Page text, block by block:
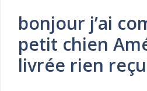
bonjour j’ai
petit chien
livrée rien reçu